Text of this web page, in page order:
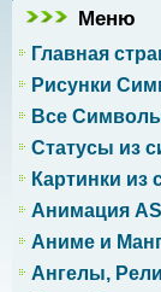
Меню
Главная
Рисунки
Все
Статусы из
Картинки из
Анимация
Аниме и
Ангелы,